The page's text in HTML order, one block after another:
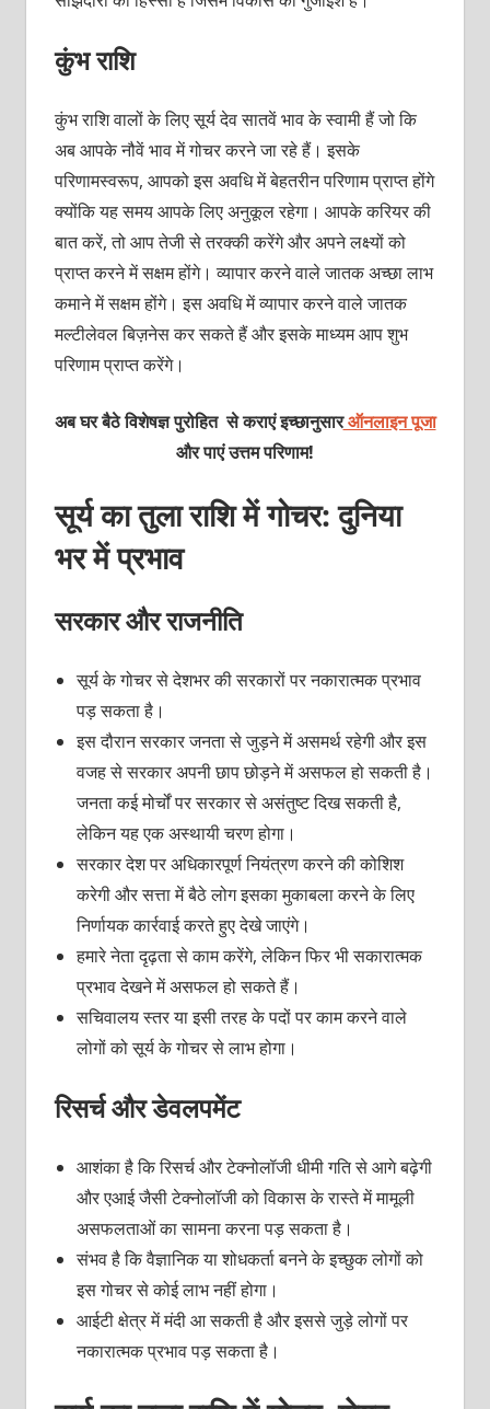
कुंभ राशि
कुंभ राशि वालों के लिए सूर्य देव सातवें भाव के स्वामी हैं जो कि
अब आपके नौवें भाव में गोचर करने जा रहे हैं। इसके
परिणामस्वरूप, आपको इस अवधि में बेहतरीन परिणाम प्राप्त होंगे
क्योंकि यह समय आपके लिए अनुकूल रहेगा। आपके करियर की
बात करें, तो आप तेजी से तरक्की करेंगे और अपने लक्ष्यों को
प्राप्त करने में सक्षम होंगे। व्यापार करने वाले जातक अच्छा लाभ
कमाने में सक्षम होंगे। इस अवधि में व्यापार करने वाले जातक
मल्टीलेवल बिज़नेस कर सकते हैं और इसके माध्यम आप शुभ
परिणाम प्राप्त करेंगे।
अब घर बैठे विशेषज्ञ पुरोहित से कराएं इच्छानुसारऑनलाइन पूजा
और पाएं उत्तम परिणाम!
सूर्य का तुला राशि में गोचर: दुनिया
भर में प्रभाव
सरकार और राजनीति
सूर्य के गोचर से देशभर की सरकारों पर नकारात्मक प्रभाव
पड़ सकता है।
इस दौरान सरकार जनता से जुड़ने में असमर्थ रहेगी और इस
वजह से सरकार अपनी छाप छोड़ने में असफल हो सकती है।
जनता कई मोर्चों पर सरकार से असंतुष्ट दिख सकती है,
लेकिन यह एक अस्थायी चरण होगा।
सरकार देश पर अधिकारपूर्ण नियंत्रण करने की कोशिश
करेगी और सत्ता में बैठे लोग इसका मुकाबला करने के लिए
निर्णायक कार्रवाई करते हुए देखे जाएंगे।
हमारे नेता दृढ़ता से काम करेंगे, लेकिन फिर भी सकारात्मक
प्रभाव देखने में असफल हो सकते हैं।
सचिवालय स्तर या इसी तरह के पदों पर काम करने वाले
लोगों को सूर्य के गोचर से लाभ होगा।
रिसर्च और डेवलपमेंट
आशंका है कि रिसर्च और टेक्नोलॉजी धीमी गति से आगे बढ़ेगी
और एआई जैसी टेक्नोलॉजी को विकास के रास्ते में मामूली
असफलताओं का सामना करना पड़ सकता है।
संभव है कि वैज्ञानिक या शोधकर्ता बनने के इच्छुक लोगों को
इस गोचर से कोई लाभ नहीं होगा।
आईटी क्षेत्र में मंदी आ सकती है और इससे जुड़े लोगों पर
नकारात्मक प्रभाव पड़ सकता है।